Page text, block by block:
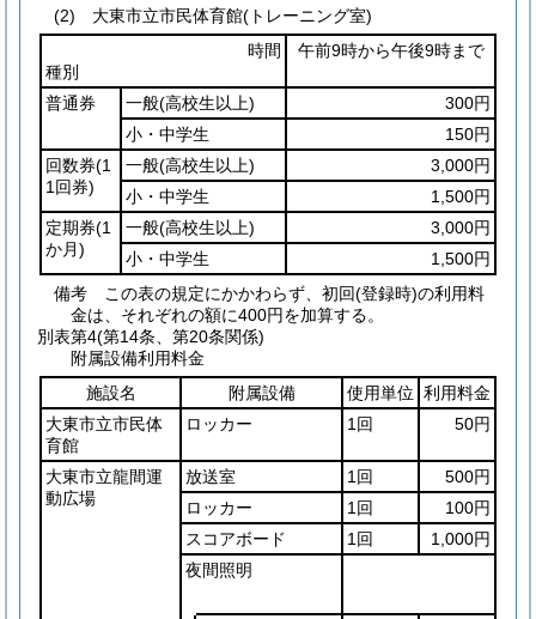
(2) 大東市立市民体育館(トレーニング室)
時間
種別
午前9時から午後9時まで
普通券 一般(高校生以上)
300円
小・中学生
150円
回数券(1
1回券)
一般(高校生以上)
3,000円
小・中学生
1,500円
定期券(1
か月)
一般(高校生以上)
3,000円
小・中学生
1,500円
備考 この表の規定にかかわらず、初回(登録時)の利用料
金は、それぞれの額に400円を加算する。
別表第4(第14条、第20条関係)
附属設備利用料金
施設名
附属設備 使用単位 利用料金
大東市立市民体
育館
ロッカー 1回 50円
大東市立龍間運
動広場
放送室 1回
500円
ロッカー
1回
100円
スコアボード
1回
1,000円
夜間照明